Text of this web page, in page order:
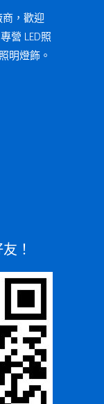
商，歡迎
營 LED照
明燈飾。
！